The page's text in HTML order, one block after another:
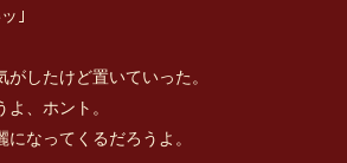
｣
したけど置いていった。
、ホント。
なってくるだろうよ。